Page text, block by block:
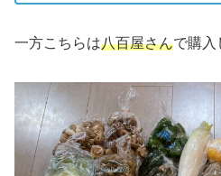
一方こちらは八百屋さんで購入